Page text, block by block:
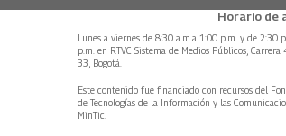
Horario de
Lunes a viernes de 8:30 a.m.a 1:00 p.m. y de 2:30
p.m. en RTVC Sistema de Medios Públicos, Carrera
33, Bogotá.
Este contenido fue financiado con recursos del
de Tecnologías de la Información y las
MinTic.